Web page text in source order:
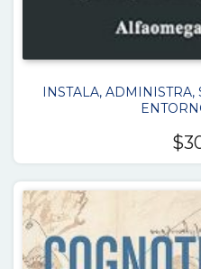
INSTALA, ADMINISTRA,
$